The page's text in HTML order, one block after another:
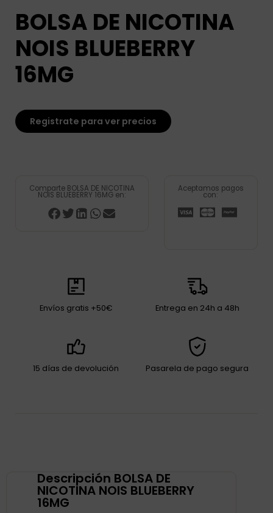
BOLSA DE NICOTINA
NOIS BLUEBERRY
16MG
Registrate para ver precios
Comparte BOLSA DE NICOTINA
NOIS BLUEBERRY 16MG en:
Aceptamos pagos
con:
Envíos gratis +50€ Entrega en 24h a 48h
15 días de devolución Pasarela de pago segura
Descripción BOLSA DE
NICOTINA NOIS BLUEBERRY
16MG